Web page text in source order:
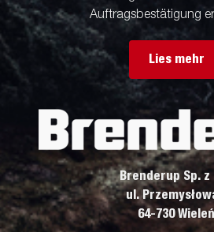
Auftragsbestätigung
Lies mehr
Brenderup Sp. z
ul.
64-730 Wieleń